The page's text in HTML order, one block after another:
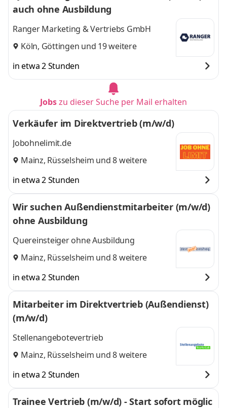
auch ohne Ausbildung
Ranger Marketing & Vertriebs GmbH
Köln, Göttingen und 19 weitere
in etwa 2 Stunden
Jobszu dieser Suche per Mail erhalten
Verkäufer im Direktvertrieb (m/w/d)
Jobohnelimit.de
Mainz, Rüsselsheim und 8 weitere
in etwa 2 Stunden
Wir suchen Außendienstmitarbeiter (m/w/d)
ohne Ausbildung
Quereinsteiger ohne Ausbildung
Mainz, Rüsselsheim und 8 weitere
in etwa 2 Stunden
Mitarbeiter im Direktvertrieb (Außendienst)
(m/w/d)
Stellenangebotevertrieb
Mainz, Rüsselsheim und 8 weitere
in etwa 2 Stunden
Trainee Vertrieb (m/w/d) - Start sofort möglic